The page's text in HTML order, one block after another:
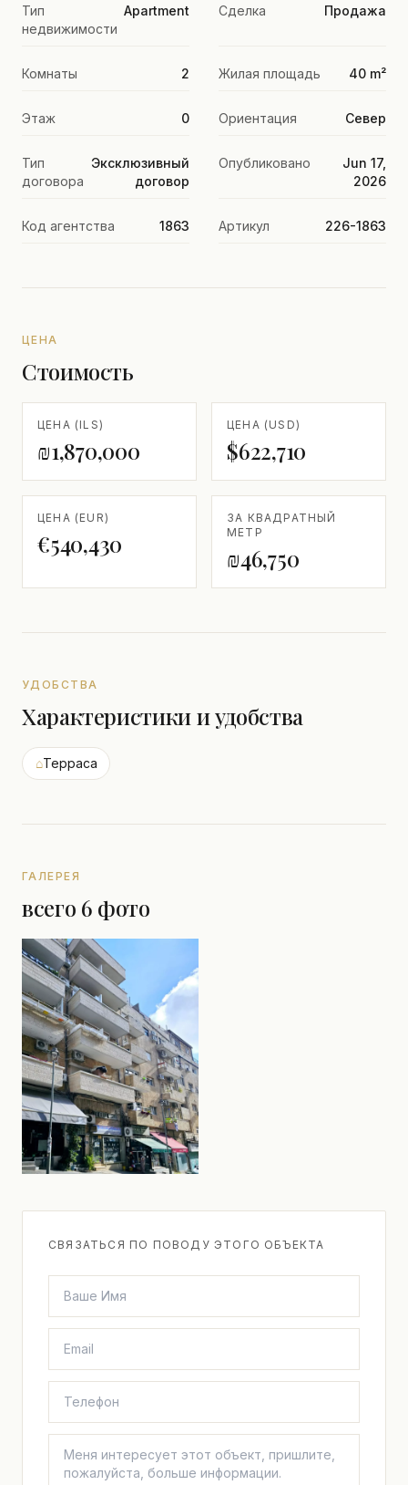
Тип
недвижимости
Apartment Сделка Продажа
Комнаты 2 Жилая площадь 40 m²
Этаж 0 Ориентация Север
Тип
договора
Эксклюзивный
договор
Опубликовано
Jun 17,
2026
Код агентства 1863 Артикул 226-1863
ЦЕНА
Стоимость
ЦЕНА (ILS)
₪1,870,000
ЦЕНА (USD)
$622,710
ЦЕНА (EUR)
€540,430
ЗА КВАДРАТНЫЙ
МЕТР
₪46,750
УДОБСТВА
Характеристики и удобства
⌂Терраса
ГАЛЕРЕЯ
всего 6 фото
СВЯЗАТЬСЯ ПО ПОВОДУ ЭТОГО ОБЪЕКТА